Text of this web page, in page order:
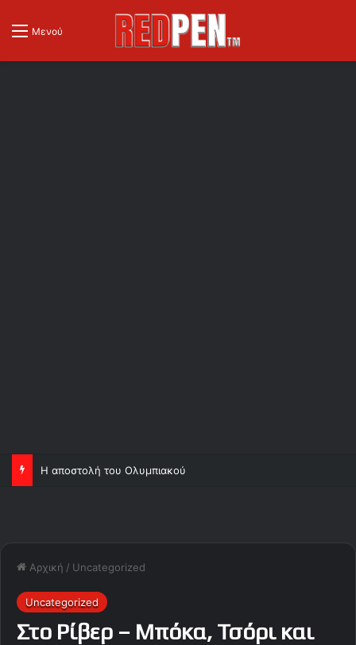
Μενού
Η αποστολή του Ολυμπιακού
Αρχική / Uncategorized
Uncategorized
Στο Ρίβερ – Μπόκα, Τσόρι και